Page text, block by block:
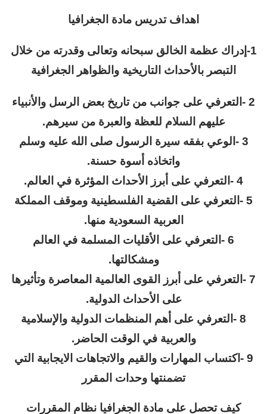
اهداف تدريس مادة الجغرافيا
1-إدراك عظمة الخالق سبحانه وتعالى وقدرته من خلال
التبصر بالأحداث التاريخية والظواهر الجغرافية
2 -التعرفي على جوانب من تاريخ بعض الرسل والأنبياء
عليهم السلام للعظة والعبرة من سيرهم.
3 -الوعي بفقه سيرة الرسول صلى الله عليه وسلم
واتخاذه أسوة حسنة.
4 -التعرفي على أبرز الأحداث المؤثرة في العالم.
5 -التعرفي على القضية الفلسطينية وموقف المملكة
العربية السعودية منها.
6 -التعرفي على الأقليات المسلمة في العالم
ومشكالتها.
7 -التعرفي على أبرز القوى العالمية المعاصرة وتأثيرها
على الأحداث الدولية.
8 -التعرفي على أهم المنظمات الدولية والإسلامية
والعربية في الوقت الحاضر.
9 -اكتساب المهارات والقيم والاتجاهات الايجابية التي
تضمنتها وحدات المقرر
كيف تحصل على مادة الجغرافيا نظام المقررات